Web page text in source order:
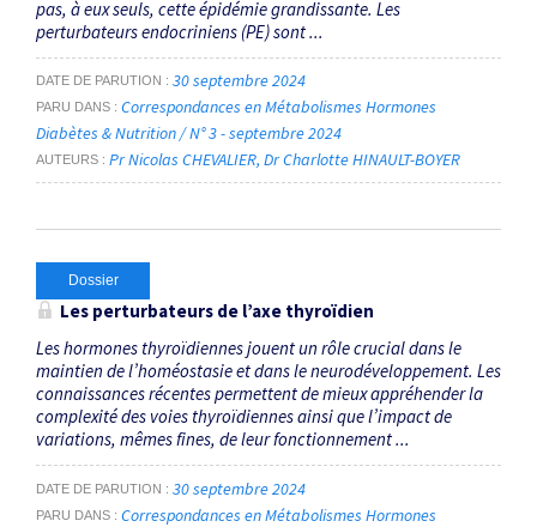
pas, à eux seuls, cette épidémie grandissante. Les
perturbateurs endocriniens (PE) sont ...
DATE DE PARUTION 30 septembre 2024
PARU DANS
Correspondances en Métabolismes Hormones
Diabètes & Nutrition / N° 3 - septembre 2024
AUTEURS Pr Nicolas CHEVALIER Dr Charlotte HINAULT-BOYER
Dossier
Les perturbateurs de l’axe thyroïdien
Les hormones thyroïdiennes jouent un rôle crucial dans le
maintien de l’homéostasie et dans le neurodéveloppement. Les
connaissances récentes permettent de mieux appréhender la
complexité des voies thyroïdiennes ainsi que l’impact de
variations, mêmes fines, de leur fonctionnement ...
DATE DE PARUTION 30 septembre 2024
PARU DANS
Correspondances en Métabolismes Hormones